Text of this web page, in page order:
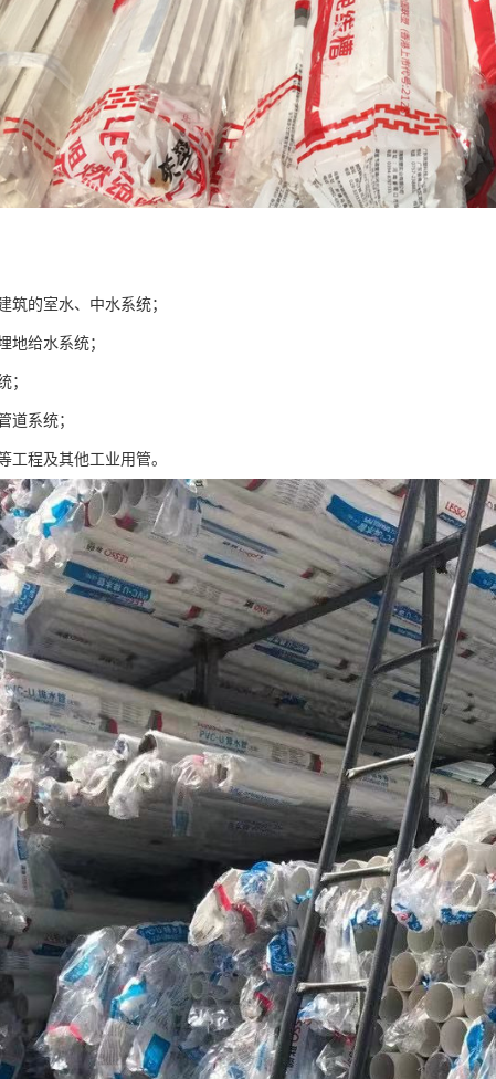
筑的室水、中水系统；
地给水系统；
；
道系统；
工程及其他工业用管。